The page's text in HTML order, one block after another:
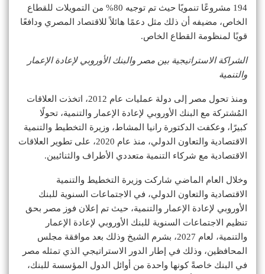
194 مشروعًا تنمويًا حيث تم توجيه 80% من التمويلات للقطاع
الخاص، مضيفه أن ذلك مثل دعمًا هائلاً للاقتصاد المصري ودافعًا
قويًا لمنظومة القطاع الخاص.
الشراكة الاستراتيجية بين مصر والبنك الأوروبي لإعادة الإعمار
والتنمية
ومنذ تحول مصر إلى دولة عمليات عام 2012، اتخذت العلاقات
المُشتركة مع البنك الأوروبي لإعادة الإعمار والتنمية، تحولًا
كبيرًا، وعكفت الدكتورة رانيا المشاط، وزيرة التخطيط والتنمية
الاقتصادية والتعاون الدولي، منذ عام 2020، على تطوير العلاقات
الاقتصادية مع شركاء التنمية متعددي الأطراف والثنائيين.
وخلال العام الماضي شاركت وزيرة التخطيط والتنمية
الاقتصادية والتعاون الدولي، في الاجتماعات السنوية للبنك
الأوروبي لإعادة الإعمار والتنمية، حيث تم إعلان فوز مصر بحق
تنظيم الاجتماعات السنوية للبنك الأوروبي لإعادة الإعمار
والتنمية، لعام 2027، بشرم الشيخ وذلك بعد موافقة مجلس
المحافظين، وذلك في إطار الدور الاستراتيجي الذي تمثله مصر
في البنك خاصةً كونها واحدة من أوائل الدول المؤسسة للبنك،